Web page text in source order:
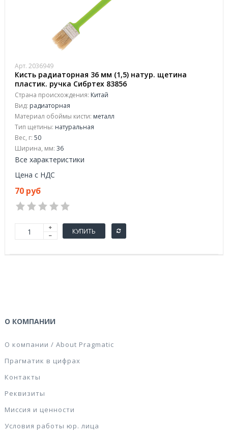
Арт. 2036949
Кисть радиаторная 36 мм (1,5) натур. щетина
пластик. ручка Сибртех 83856
Страна происхождения: Китай
Вид: радиаторная
Материал обоймы кисти: металл
Тип щетины: натуральная
Вес, г: 50
Ширина, мм: 36
Все характеристики
Цена с НДС
70 руб
КУПИТЬ
О КОМПАНИИ
О компании / About Pragmatic
Прагматик в цифрах
Контакты
Реквизиты
Миссия и ценности
Условия работы юр. лица